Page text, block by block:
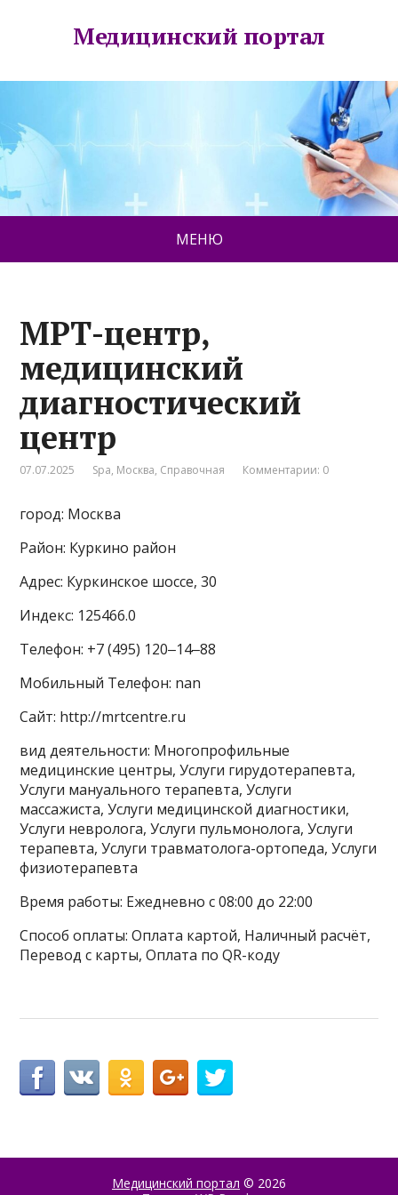
Медицинский портал
МЕНЮ
МРТ-центр,
медицинский
диагностический
центр
07.07.2025 Spa, Москва, Справочная Комментарии: 0
город: Москва
Район: Куркино район
Адрес: Куркинское шоссе, 30
Индекс: 125466.0
Телефон: +7 (495) 120‒14‒88
Мобильный Телефон: nan
Сайт: http://mrtcentre.ru
вид деятельности: Многопрофильные
медицинские центры, Услуги гирудотерапевта,
Услуги мануального терапевта, Услуги
массажиста, Услуги медицинской диагностики,
Услуги невролога, Услуги пульмонолога, Услуги
терапевта, Услуги травматолога-ортопеда, Услуги
физиотерапевта
Время работы: Ежедневно с 08:00 до 22:00
Способ оплаты: Оплата картой, Наличный расчёт,
Перевод с карты, Оплата по QR-коду
Медицинский портал © 2026